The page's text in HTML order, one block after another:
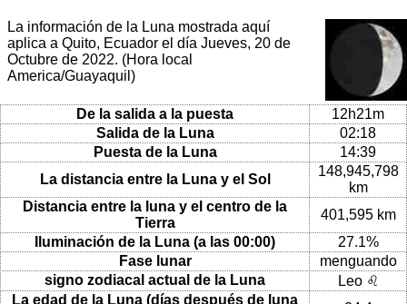
La información de la Luna mostrada aquí
aplica a Quito, Ecuador el día Jueves, 20 de
Octubre de 2022. (Hora local
America/Guayaquil)
De la salida a la puesta
12h21m
Salida de la Luna
02:18
Puesta de la Luna
14:39
La distancia entre la Luna y el Sol
148,945,798
km
Distancia entre la luna y el centro de la
Tierra
401,595 km
Iluminación de la Luna (a las 00:00)
27.1%
Fase lunar
menguando
signo zodiacal actual de la Luna
Leo ♌
La edad de la Luna (días después de luna